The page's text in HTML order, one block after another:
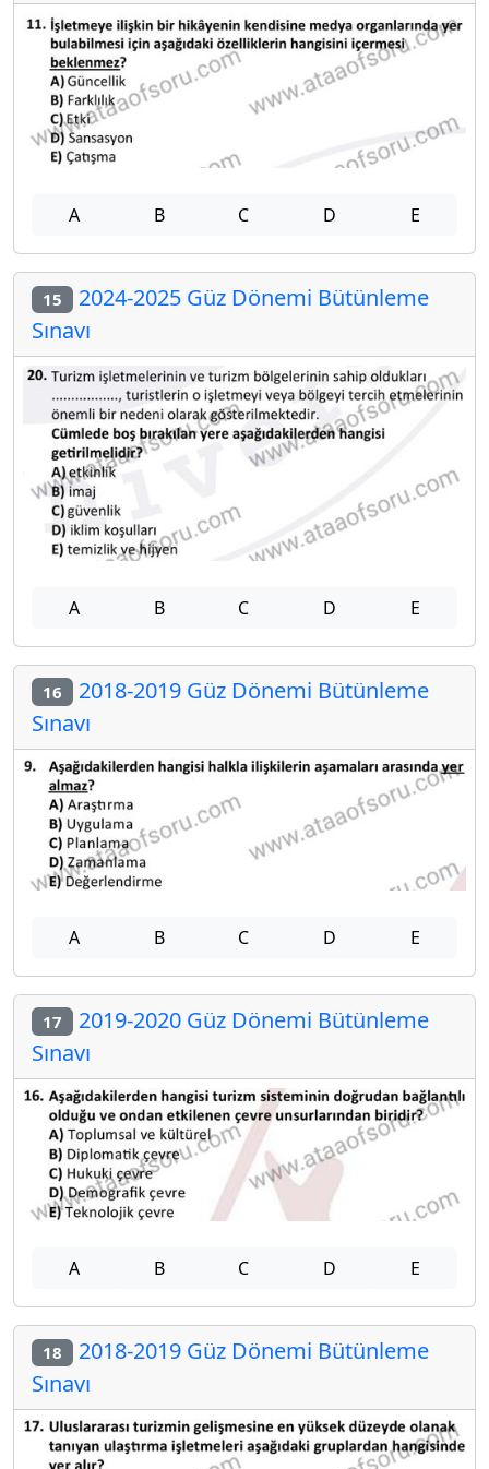
A B C D E
15 2024-2025 Güz Dönemi Bütünleme
Sınavı
A B C D E
16 2018-2019 Güz Dönemi Bütünleme
Sınavı
A B C D E
17 2019-2020 Güz Dönemi Bütünleme
Sınavı
A B C D E
18 2018-2019 Güz Dönemi Bütünleme
Sınavı